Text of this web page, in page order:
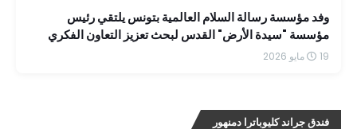
وفد مؤسسة رسالة السلام العالمية بتونس يلتقي رئيس
مؤسسة "سيدة الأرض" القدس لبحث تعزيز التعاون الفكري
19 مايو 2026
فندق جراند كليوباترا دمنهور